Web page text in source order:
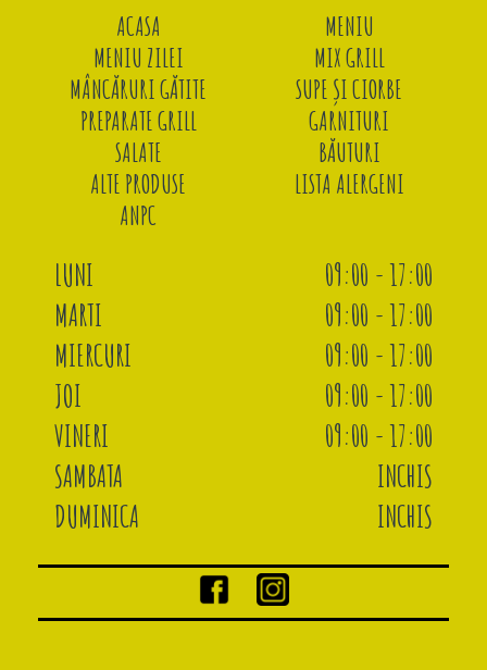
ACASA
MENIU
MENIU ZILEI
MIX GRILL
MÂNCĂRURI GĂTITE
SUPE ȘI CIORBE
PREPARATE GRILL
GARNITURI
SALATE
BĂUTURI
ALTE PRODUSE
LISTA ALERGENI
ANPC
LUNI
09:00 - 17:00
MARTI
09:00 - 17:00
MIERCURI
09:00 - 17:00
JOI
09:00 - 17:00
VINERI
09:00 - 17:00
SAMBATA
INCHIS
DUMINICA
INCHIS